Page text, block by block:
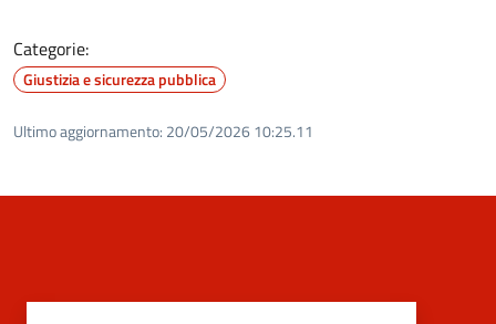
Categorie:
Giustizia e sicurezza pubblica
Ultimo aggiornamento: 20/05/2026 10:25.11